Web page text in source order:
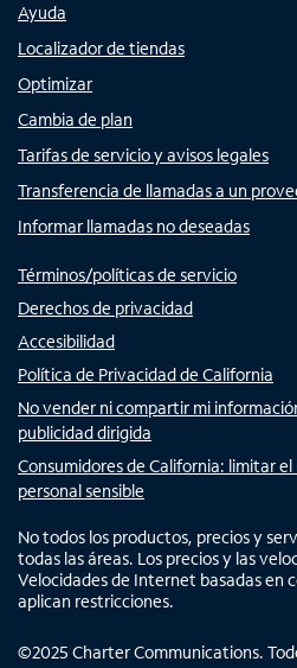
Ayuda
Localizador de tiendas
Optimizar
Cambia de plan
Tarifas de servicio y avisos legales
Transferencia de llamadas a un
Informar llamadas no deseadas
Términos/políticas de servicio
Derechos de privacidad
Accesibilidad
Política de Privacidad de California
No vender ni compartir mi
publicidad dirigida
Consumidores de California: limitar
personal sensible
No todos los productos, precios y
todas las áreas. Los precios y las
Velocidades de Internet basadas en
aplican restricciones.
©2025 Charter Communications.